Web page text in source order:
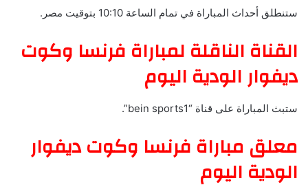
ستنطلق أحداث المباراة في تمام الساعة 10:10 بتوقيت مصر.
القناة الناقلة لمباراة فرنسا وكوت
ديفوار الودية اليوم
ستبث المباراة على قناة “bein sports1”.
معلق مباراة فرنسا وكوت ديفوار
الودية اليوم